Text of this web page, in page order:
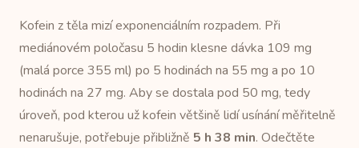
Kofein z těla mizí exponenciálním rozpadem. Při
mediánovém poločasu 5 hodin klesne dávka 109 mg
(malá porce 355 ml) po 5 hodinách na 55 mg a po 10
hodinách na 27 mg. Aby se dostala pod 50 mg, tedy
úroveň, pod kterou už kofein většině lidí usínání měřitelně
nenarušuje, potřebuje přibližně 5 h 38 min. Odečtěte